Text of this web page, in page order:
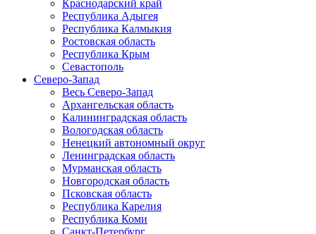
Краснодарский край
Республика Адыгея
Республика Калмыкия
Ростовская область
Республика Крым
Севастополь
Северо-Запад
Весь Северо-Запад
Архангельская область
Калининградская область
Вологодская область
Ненецкий автономный округ
Ленинградская область
Мурманская область
Новгородская область
Псковская область
Республика Карелия
Республика Коми
Санкт-Петербург